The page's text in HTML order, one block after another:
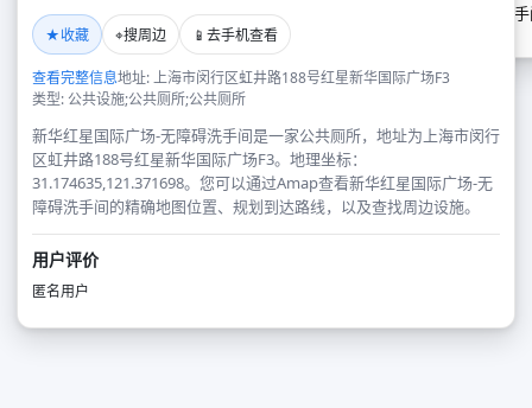
★收藏 ⌖搜周边 📱 去手机查看
查看完整信息地址: 上海市闵行区虹井路188号红星新华国际广场F3
类型: 公共设施;公共厕所;公共厕所
新华红星国际广场-无障碍洗手间是一家公共厕所，地址为上海市闵行
区虹井路188号红星新华国际广场F3。地理坐标：
31.174635,121.371698。您可以通过Amap查看新华红星国际广场-无
障碍洗手间的精确地图位置、规划到达路线，以及查找周边设施。
用户评价
匿名用户
新华红星国际广场-无障碍洗